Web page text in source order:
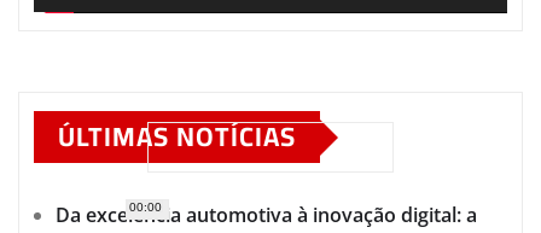
00:00
ÚLTIMAS NOTÍCIAS
Da excelência automotiva à inovação digital: a